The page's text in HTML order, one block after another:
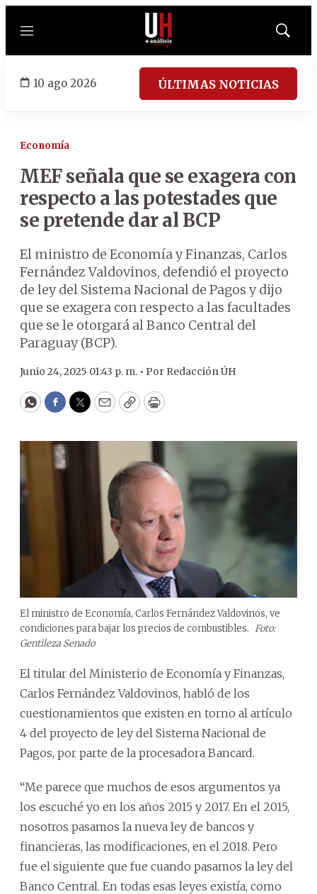
Menú
Mostrar
10 ago 2026 ÚLTIMAS NOTICIAS
Economía
MEF señala que se exagera con
respecto a las potestades que
se pretende dar al BCP
El ministro de Economía y Finanzas, Carlos
Fernández Valdovinos, defendió el proyecto
de ley del Sistema Nacional de Pagos y dijo
que se exagera con respecto a las facultades
que se le otorgará al Banco Central del
Paraguay (BCP).
Junio 24, 2025 01:43 p. m. • Por Redacción ÚH
WhatsApp
Facebook
Twitter
EmailCopyPrint
El ministro de Economía, Carlos Fernández Valdovinos, ve
condiciones para bajar los precios de combustibles. Foto:
Gentileza Senado
El titular del Ministerio de Economía y Finanzas,
Carlos Fernández Valdovinos, habló de los
cuestionamientos que existen en torno al artículo
4 del proyecto de ley del Sistema Nacional de
Pagos, por parte de la procesadora Bancard.
“Me parece que muchos de esos argumentos ya
los escuché yo en los años 2015 y 2017. En el 2015,
nosotros pasamos la nueva ley de bancos y
financieras, las modificaciones, en el 2018. Pero
fue el siguiente que fue cuando pasamos la ley del
Banco Central. En todas esas leyes existía, como